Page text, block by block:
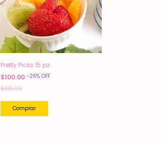
Pretty Picks 15 pz
$100.00 -26% OFF
$135.00